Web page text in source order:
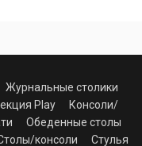
Журнальные столики
Play
Консоли/
Обеденные столы
консоли
Стулья